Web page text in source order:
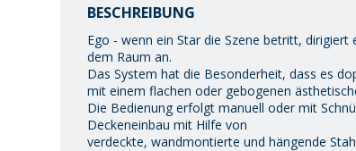
BESCHREIBUNG
Ego - wenn ein Star die Szene betritt,
dem Raum an.
Das System hat die Besonderheit, dass es
mit einem flachen oder gebogenen
Die Bedienung erfolgt manuell oder mit
Deckeneinbau mit Hilfe von
verdeckte, wandmontierte und hängende